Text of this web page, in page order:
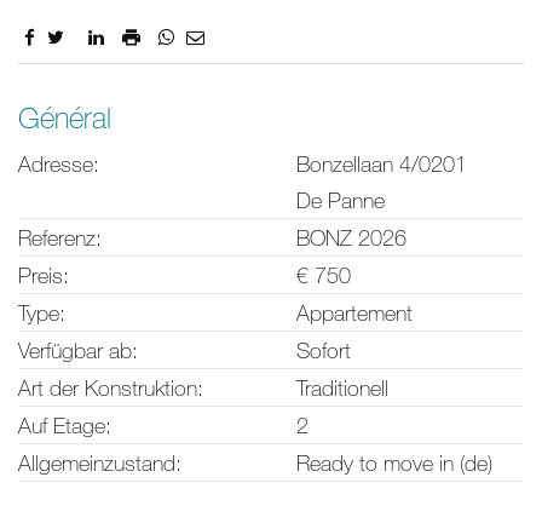
Feature
Général
Adresse:
Bonzellaan 4/0201
De Panne
Referenz:
BONZ 2026
Preis:
€ 750
Type:
Appartement
Verfügbar ab:
Sofort
Art der Konstruktion:
Traditionell
Auf Etage:
2
Allgemeinzustand:
Ready to move in (de)